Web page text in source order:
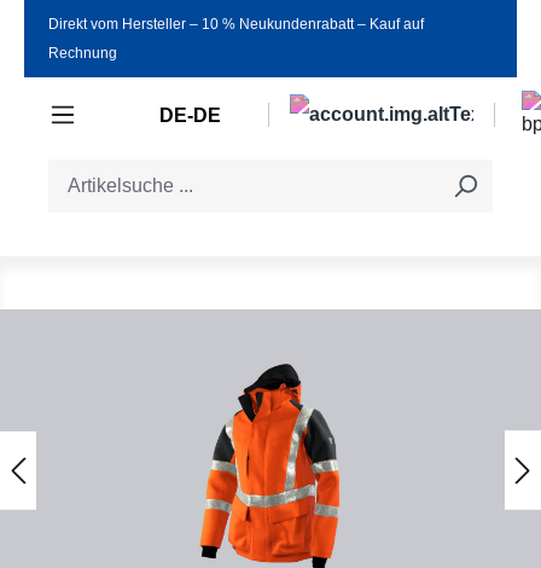
Zum Hauptinhalt springen
Direkt vom Hersteller ‒ 10 % Neukundenrabatt ‒ Kauf auf
Rechnung
DE-DE